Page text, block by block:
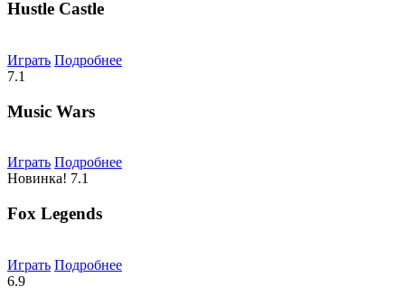
Hustle Castle
Играть Подробнее
7.1
Music Wars
Играть Подробнее
Новинка! 7.1
Fox Legends
Играть Подробнее
6.9